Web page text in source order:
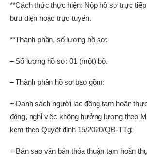
**Cách thức thực hiện: Nộp hồ sơ trực
bưu điện hoặc trực tuyến.
**Thành phần, số lượng hồ sơ:
– Số lượng hồ sơ: 01 (một) bộ.
– Thành phần hồ sơ bao gồm:
+ Danh sách người lao động tạm hoãn
động, nghỉ việc không hưởng lương theo
kèm theo Quyết định 15/2020/QĐ-TTg;
+ Bản sao văn bản thỏa thuận tạm hoãn